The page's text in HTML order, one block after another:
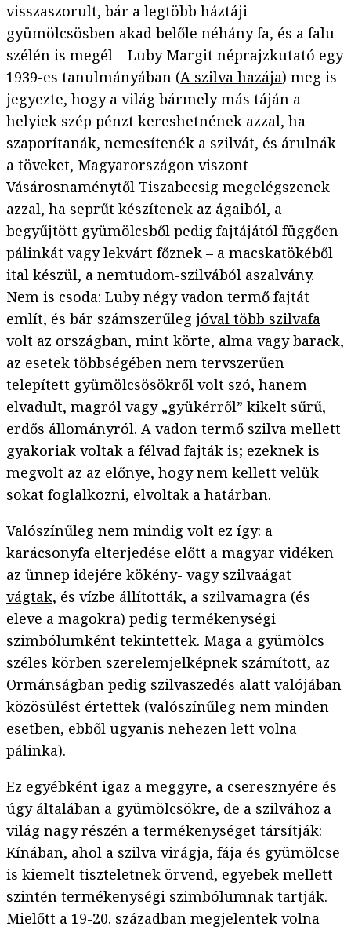
visszaszorult, bár a legtöbb háztáji
gyümölcsösben akad belőle néhány fa, és a falu
szélén is megél – Luby Margit néprajzkutató egy
1939-es tanulmányában (A szilva hazája) meg is
jegyezte, hogy a világ bármely más táján a
helyiek szép pénzt kereshetnének azzal, ha
szaporítanák, nemesítenék a szilvát, és árulnák
a töveket, Magyarországon viszont
Vásárosnaménytől Tiszabecsig megelégszenek
azzal, ha seprűt készítenek az ágaiból, a
begyűjtött gyümölcsből pedig fajtájától függően
pálinkát vagy lekvárt főznek – a macskatökéből
ital készül, a nemtudom-szilvából aszalvány.
Nem is csoda: Luby négy vadon termő fajtát
említ, és bár számszerűleg jóval több szilvafa
volt az országban, mint körte, alma vagy barack,
az esetek többségében nem tervszerűen
telepített gyümölcsösökről volt szó, hanem
elvadult, magról vagy „gyükérről” kikelt sűrű,
erdős állományról. A vadon termő szilva mellett
gyakoriak voltak a félvad fajták is; ezeknek is
megvolt az az előnye, hogy nem kellett velük
sokat foglalkozni, elvoltak a határban.
Valószínűleg nem mindig volt ez így: a
karácsonyfa elterjedése előtt a magyar vidéken
az ünnep idejére kökény- vagy szilvaágat
vágtak, és vízbe állították, a szilvamagra (és
eleve a magokra) pedig termékenységi
szimbólumként tekintettek. Maga a gyümölcs
széles körben szerelemjelképnek számított, az
Ormánságban pedig szilvaszedés alatt valójában
közösülést értettek (valószínűleg nem minden
esetben, ebből ugyanis nehezen lett volna
pálinka).
Ez egyébként igaz a meggyre, a cseresznyére és
úgy általában a gyümölcsökre, de a szilvához a
világ nagy részén a termékenységet társítják:
Kínában, ahol a szilva virágja, fája és gyümölcse
is kiemelt tiszteletnek örvend, egyebek mellett
szintén termékenységi szimbólumnak tartják.
Mielőtt a 19-20. században megjelentek volna